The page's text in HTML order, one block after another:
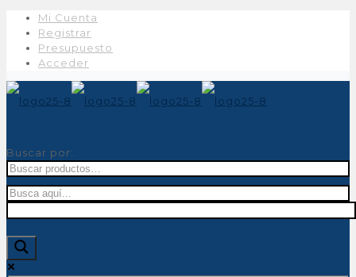
Mi Cuenta
Registrar
Presupuesto
Acceder
Buscar por: